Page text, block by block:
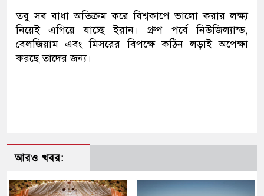
তবু সব বাধা অতিক্রম করে বিশ্বকাপে ভালো করার লক্ষ্য
নিয়েই এগিয়ে যাচ্ছে ইরান। গ্রুপ পর্বে নিউজিল্যান্ড,
বেলজিয়াম এবং মিসরের বিপক্ষে কঠিন লড়াই অপেক্ষা
করছে তাদের জন্য।
আরও খবর: